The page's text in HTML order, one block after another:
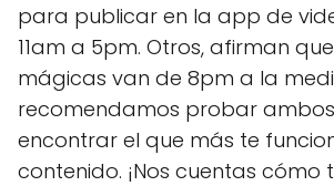
para publicar en la app de
11am a 5pm. Otros, afirman
mágicas van de 8pm a la
recomendamos probar
encontrar el que más te
contenido. ¡Nos cuentas cómo